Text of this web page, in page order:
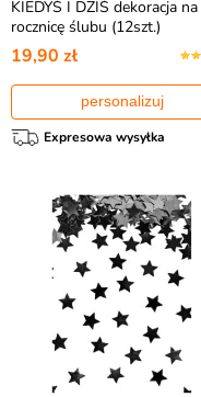
KIEDYŚ I DZIŚ dekoracja na
rocznicę ślubu (12szt.)
19,90 zł
personalizuj
Expresowa wysyłka